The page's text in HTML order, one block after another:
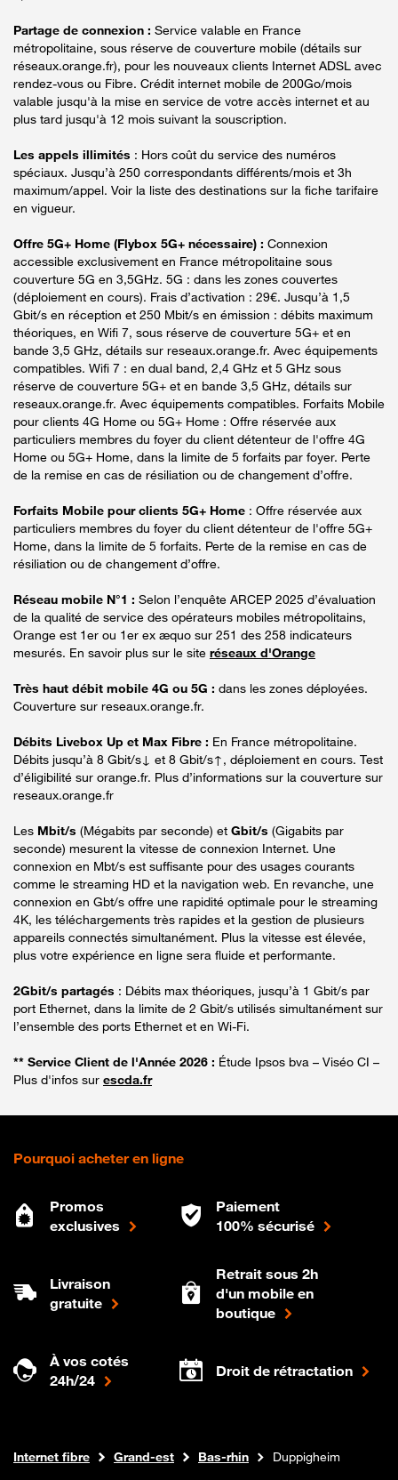
Partage de connexion : Service valable en France
métropolitaine, sous réserve de couverture mobile (détails sur
réseaux.orange.fr), pour les nouveaux clients Internet ADSL avec
rendez-vous ou Fibre. Crédit internet mobile de 200Go/mois
valable jusqu'à la mise en service de votre accès internet et au
plus tard jusqu'à 12 mois suivant la souscription.
Les appels illimités : Hors coût du service des numéros
spéciaux. Jusqu’à 250 correspondants différents/mois et 3h
maximum/appel. Voir la liste des destinations sur la fiche tarifaire
en vigueur.
Offre 5G+ Home (Flybox 5G+ nécessaire) : Connexion
accessible exclusivement en France métropolitaine sous
couverture 5G en 3,5GHz. 5G : dans les zones couvertes
(déploiement en cours). Frais d’activation : 29€. Jusqu’à 1,5
Gbit/s en réception et 250 Mbit/s en émission : débits maximum
théoriques, en Wifi 7, sous réserve de couverture 5G+ et en
bande 3,5 GHz, détails sur reseaux.orange.fr. Avec équipements
compatibles. Wifi 7 : en dual band, 2,4 GHz et 5 GHz sous
réserve de couverture 5G+ et en bande 3,5 GHz, détails sur
reseaux.orange.fr. Avec équipements compatibles. Forfaits Mobile
pour clients 4G Home ou 5G+ Home : Offre réservée aux
particuliers membres du foyer du client détenteur de l'offre 4G
Home ou 5G+ Home, dans la limite de 5 forfaits par foyer. Perte
de la remise en cas de résiliation ou de changement d’offre.
Forfaits Mobile pour clients 5G+ Home : Offre réservée aux
particuliers membres du foyer du client détenteur de l'offre 5G+
Home, dans la limite de 5 forfaits. Perte de la remise en cas de
résiliation ou de changement d’offre.
Réseau mobile N°1 : Selon l’enquête ARCEP 2025 d’évaluation
de la qualité de service des opérateurs mobiles métropolitains,
Orange est 1er ou 1er ex æquo sur 251 des 258 indicateurs
mesurés. En savoir plus sur le site réseaux d'Orange
Très haut débit mobile 4G ou 5G : dans les zones déployées.
Couverture sur reseaux.orange.fr.
Débits Livebox Up et Max Fibre : En France métropolitaine.
Débits jusqu’à 8 Gbit/s↓ et 8 Gbit/s↑, déploiement en cours. Test
d’éligibilité sur orange.fr. Plus d’informations sur la couverture sur
reseaux.orange.fr
Les Mbit/s (Mégabits par seconde) et Gbit/s (Gigabits par
seconde) mesurent la vitesse de connexion Internet. Une
connexion en Mbt/s est suffisante pour des usages courants
comme le streaming HD et la navigation web. En revanche, une
connexion en Gbt/s offre une rapidité optimale pour le streaming
4K, les téléchargements très rapides et la gestion de plusieurs
appareils connectés simultanément. Plus la vitesse est élevée,
plus votre expérience en ligne sera fluide et performante.
2Gbit/s partagés : Débits max théoriques, jusqu’à 1 Gbit/s par
port Ethernet, dans la limite de 2 Gbit/s utilisés simultanément sur
l’ensemble des ports Ethernet et en Wi-Fi.
** Service Client de l'Année 2026 : Étude Ipsos bva – Viséo CI –
Plus d'infos sur escda.fr
Pourquoi acheter en ligne
Promos
exclusives
Paiement
100% sécurisé
Livraison
gratuite
Retrait sous 2h
d'un mobile en
boutique
À vos cotés
24h/24
Droit de rétractation
Boutique Orange
Internet fibre Grand-est Bas-rhin Duppigheim